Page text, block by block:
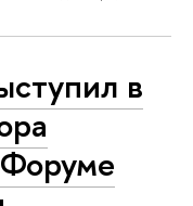
в
Форуме